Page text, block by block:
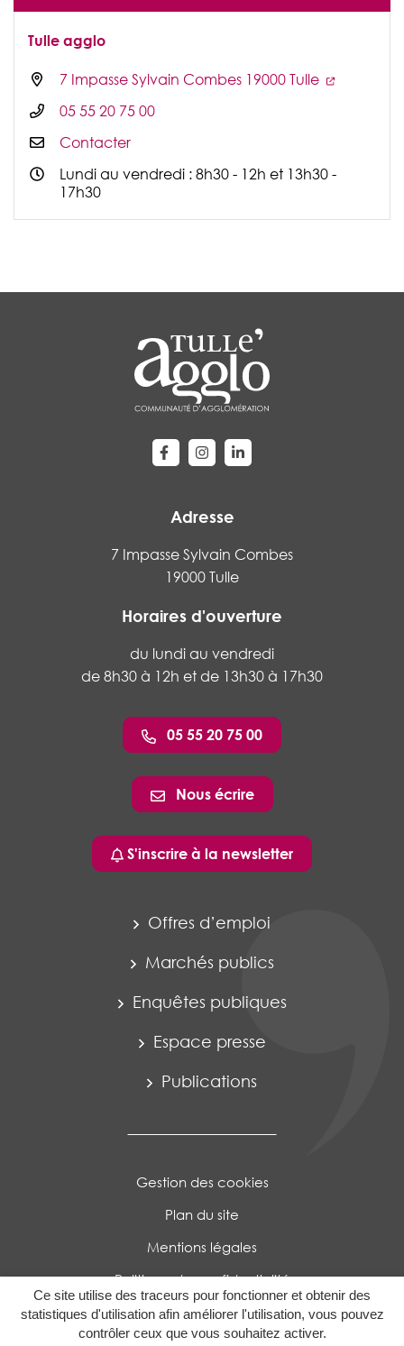
Ce site utilise des traceurs pour fonctionner et obtenir des
statistiques d'utilisation afin améliorer l'utilisation, vous pouvez
contrôler ceux que vous souhaitez activer.
Tulle agglo
7 Impasse Sylvain Combes 19000 Tulle
05 55 20 75 00
Contacter
Lundi au vendredi : 8h30 - 12h et 13h30 -
17h30
Lien vers le compte Facebook
Lien vers le compte Instagram
Lien vers le compte
Adresse
7 Impasse Sylvain Combes
19000 Tulle
Horaires d'ouverture
du lundi au vendredi
de 8h30 à 12h et de 13h30 à 17h30
05 55 20 75 00
Nous écrire
S'inscrire à la newsletter
Offres d’emploi
Marchés publics
Enquêtes publiques
Espace presse
Publications
Gestion des cookies
Plan du site
Mentions légales
Politique de confidentialité
Accessibilité : Partiellement conforme